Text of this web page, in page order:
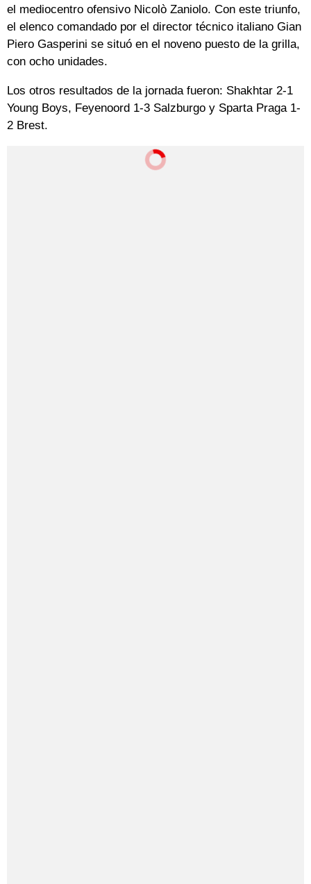
el mediocentro ofensivo Nicolò Zaniolo. Con este triunfo,
el elenco comandado por el director técnico italiano Gian
Piero Gasperini se situó en el noveno puesto de la grilla,
con ocho unidades.
Los otros resultados de la jornada fueron: Shakhtar 2-1
Young Boys, Feyenoord 1-3 Salzburgo y Sparta Praga 1-
2 Brest.